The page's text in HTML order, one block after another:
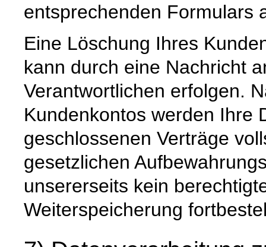
entsprechenden Formulars
Eine Löschung Ihres
kann durch eine Nachricht
Verantwortlichen erfolgen.
Kundenkontos werden Ihre
geschlossenen Verträge
gesetzlichen
unsererseits kein
Weiterspeicherung